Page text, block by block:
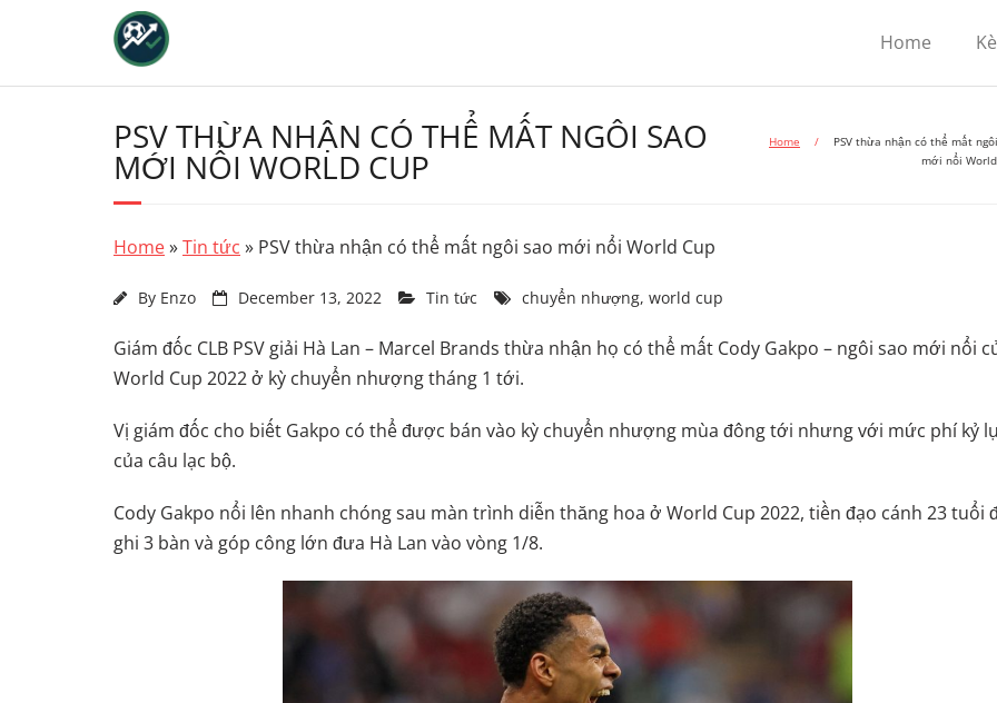
Home
PSV THỪA NHẬN CÓ THỂ MẤT NGÔI SAO
MỚI NỔI WORLD CUP
Home /
PSV thừa nhận có thể mất
mới nổi
Home»Tin tức » PSV thừa nhận có thể mất ngôi sao mới nổi World Cup
By Enzo December 13, 2022 Tin tức chuyển nhượng, world cup
Giám đốc CLB PSV giải Hà Lan – Marcel Brands thừa nhận họ có thể mất Cody Gakpo – ngôi sao mới nổi
World Cup 2022 ở kỳ chuyển nhượng tháng 1 tới.
Vị giám đốc cho biết Gakpo có thể được bán vào kỳ chuyển nhượng mùa đông tới nhưng với mức phí kỷ
của câu lạc bộ.
Cody Gakpo nổi lên nhanh chóng sau màn trình diễn thăng hoa ở World Cup 2022, tiền đạo cánh 23 tuổi
ghi 3 bàn và góp công lớn đưa Hà Lan vào vòng 1/8.